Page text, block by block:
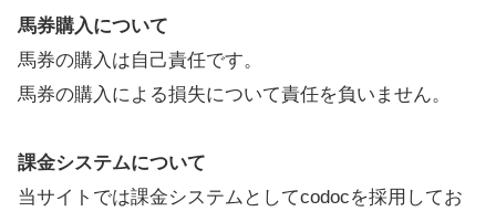
馬券購入について
馬券の購入は自己責任です。
馬券の購入による損失について責任を負いません。
課金システムについて
当サイトでは課金システムとしてcodocを採用してお